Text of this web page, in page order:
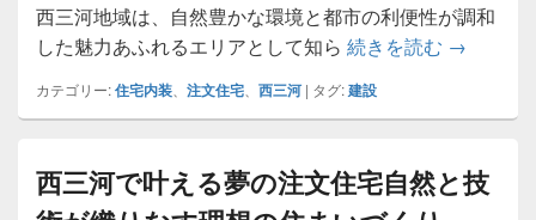
西三河地域は、自然豊かな環境と都市の利便性が調和
した魅力あふれるエリアとして知ら 続きを読む 西三河で
→
カテゴリー:住宅内装 注文住宅 西三河 | タグ:建設
西三河で叶える夢の注文住宅自然と技